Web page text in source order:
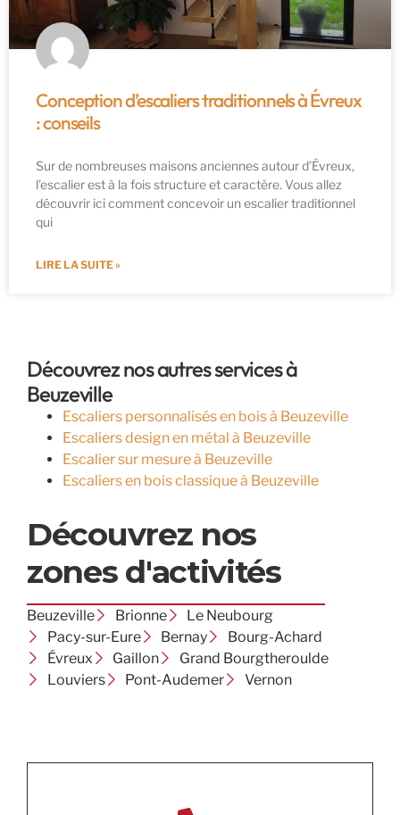
Conception d’escaliers traditionnels à Évreux
: conseils
Sur de nombreuses maisons anciennes autour d’Évreux,
l’escalier est à la fois structure et caractère. Vous allez
découvrir ici comment concevoir un escalier traditionnel
qui
LIRE LA SUITE »
Découvrez nos autres services à
Beuzeville
Escaliers personnalisés en bois à Beuzeville
Escaliers design en métal à Beuzeville
Escalier sur mesure à Beuzeville
Escaliers en bois classique à Beuzeville
Découvrez nos
zones d'activités
Beuzeville Brionne
Le Neubourg
Pacy-sur-Eure
Bernay
Bourg-Achard
Évreux
Gaillon
Grand Bourgtheroulde
Louviers
Pont-Audemer Vernon